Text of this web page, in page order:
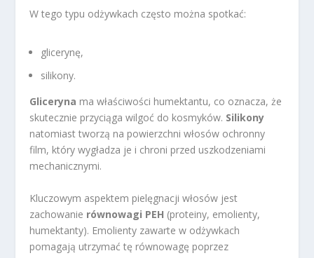
W tego typu odżywkach często można spotkać:
glicerynę,
silikony.
Gliceryna ma właściwości humektantu, co oznacza, że
skutecznie przyciąga wilgoć do kosmyków. Silikony
natomiast tworzą na powierzchni włosów ochronny
film, który wygładza je i chroni przed uszkodzeniami
mechanicznymi.
Kluczowym aspektem pielęgnacji włosów jest
zachowanie równowagi PEH (proteiny, emolienty,
humektanty). Emolienty zawarte w odżywkach
pomagają utrzymać tę równowagę poprzez